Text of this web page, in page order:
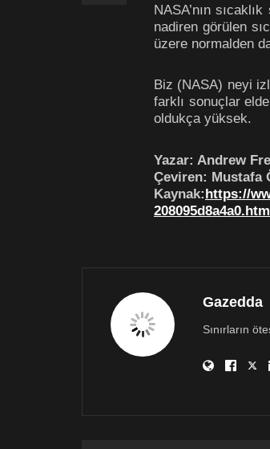
NASA’nın
nadiren görülen
üzere normalden
Biz (NASA) neyi
farklı sonuçlar
oldukça yüksek.
Yazar: Andrew
Çeviren: Mustafa
Kaynak:https://
Gazedda
Sınırların